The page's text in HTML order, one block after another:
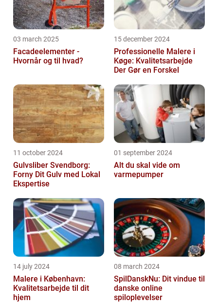
03 march 2025
Facadeelementer -
Hvornår og til hvad?
15 december 2024
Professionelle Malere i
Køge: Kvalitetsarbejde
Der Gør en Forskel
11 october 2024
Gulvsliber Svendborg:
Forny Dit Gulv med Lokal
Ekspertise
01 september 2024
Alt du skal vide om
varmepumper
14 july 2024
Malere i København:
Kvalitetsarbejde til dit
hjem
08 march 2024
SpilDanskNu: Dit vindue til
danske online
spiloplevelser